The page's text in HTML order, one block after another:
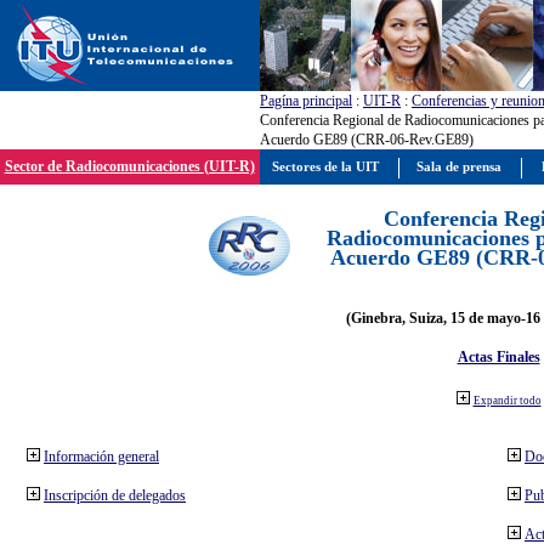
Pagína principal : UIT-R : Conferencias y
Conferencia Regional de Radiocomunicaciones
Acuerdo GE89 (CRR-06-Rev.GE89)
Sector de Radiocomunicaciones (UIT-R)
Conferencia
Radiocomunicaciones
Acuerdo GE89 (CRR-
(Ginebra, Suiza, 15 de mayo-
Actas Finales
Expandir todo
Información general
Inscripción de delegados
Sectores de la UIT Sala de prensa